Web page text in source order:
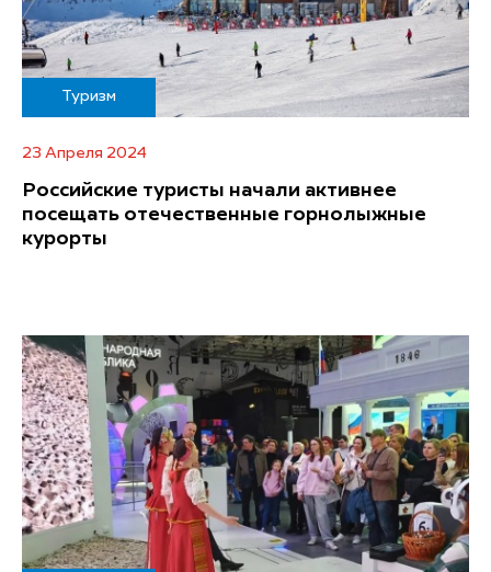
Туризм
23 Апреля 2024
Российские туристы начали активнее
посещать отечественные горнолыжные
курорты